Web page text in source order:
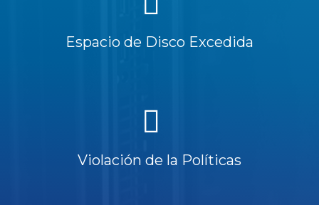
Espacio de Disco Excedida
Violación de la Políticas